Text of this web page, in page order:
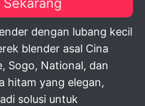
dengan lubang kecil
blender asal Cina
Sogo, National, dan
hitam yang elegan,
solusi untuk